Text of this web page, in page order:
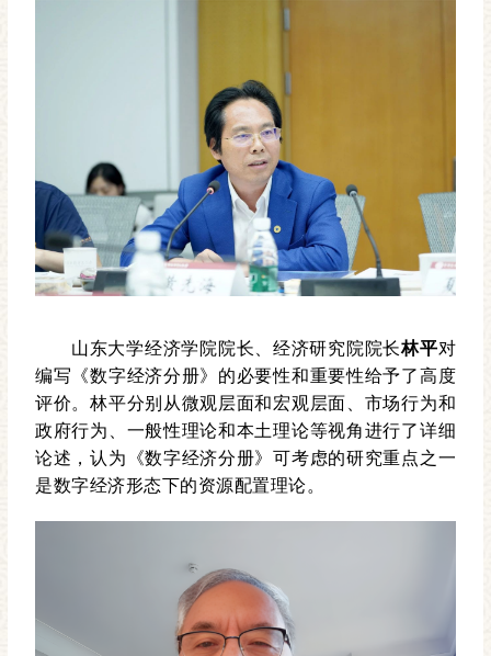
山东大学经济学院院长、经济研究院院长林平对
编写《数字经济分册》的必要性和重要性给予了高度
评价。林平分别从微观层面和宏观层面、市场行为和
政府行为、一般性理论和本土理论等视角进行了详细
论述，认为《数字经济分册》可考虑的研究重点之一
是数字经济形态下的资源配置理论。